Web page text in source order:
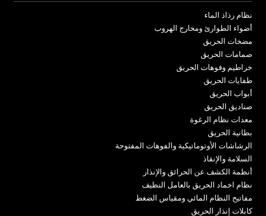
نظام رذاذ الماء
أضواء الطوارئ ومخارج الهروب
مضخات الحريق
صمامات الحريق
خراطيم وفوهات الحريق
طفايات الحريق
أبواب الحريق
صناديق الحريق
معدات نظام الرغوة
بطانية الحريق
الرشاشات الأوتوماتيكية والفوهات المفتوحة
السلامة والإنقاذ
أنظمة الكشف عن الحرائق والإنذار
نظام اخماد الحريق بالعامل النظيف
مفاتيح النظام المائي ومقياس الضغط
كابلات إنذار الحريق